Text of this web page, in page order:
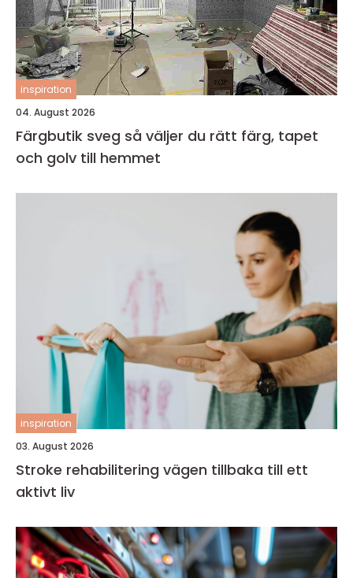
inspiration
04. August 2026
Färgbutik sveg så väljer du rätt färg, tapet
och golv till hemmet
inspiration
03. August 2026
Stroke rehabilitering vägen tillbaka till ett
aktivt liv